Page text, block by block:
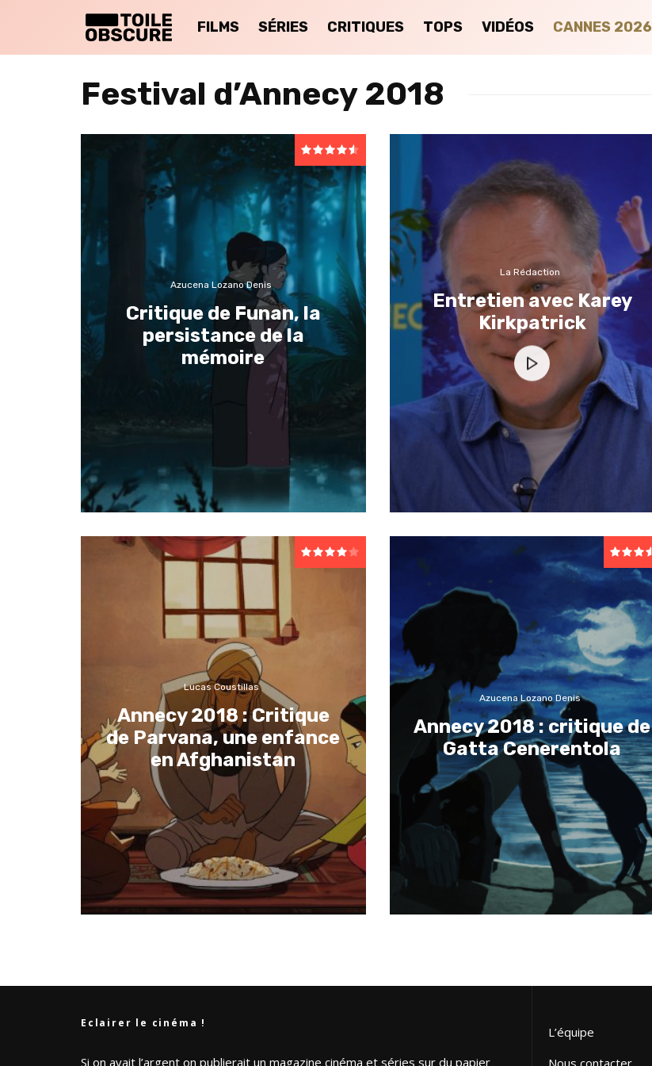
FILMS SÉRIES CRITIQUES TOPS VIDÉOS CANNES 2026
Festival d’Annecy 2018
Azucena Lozano Denis
Critique de Funan, la
persistance de la
mémoire
La Rédaction
Entretien avec Karey
Kirkpatrick
Lucas Coustillas
Annecy 2018 : Critique
de Parvana, une enfance
en Afghanistan
Azucena Lozano Denis
Annecy 2018 : critique de
Gatta Cenerentola
Eclairer le cinéma !
Si on avait l’argent on publierait un magazine cinéma et séries sur du papier
L’équipe
Nous contacter